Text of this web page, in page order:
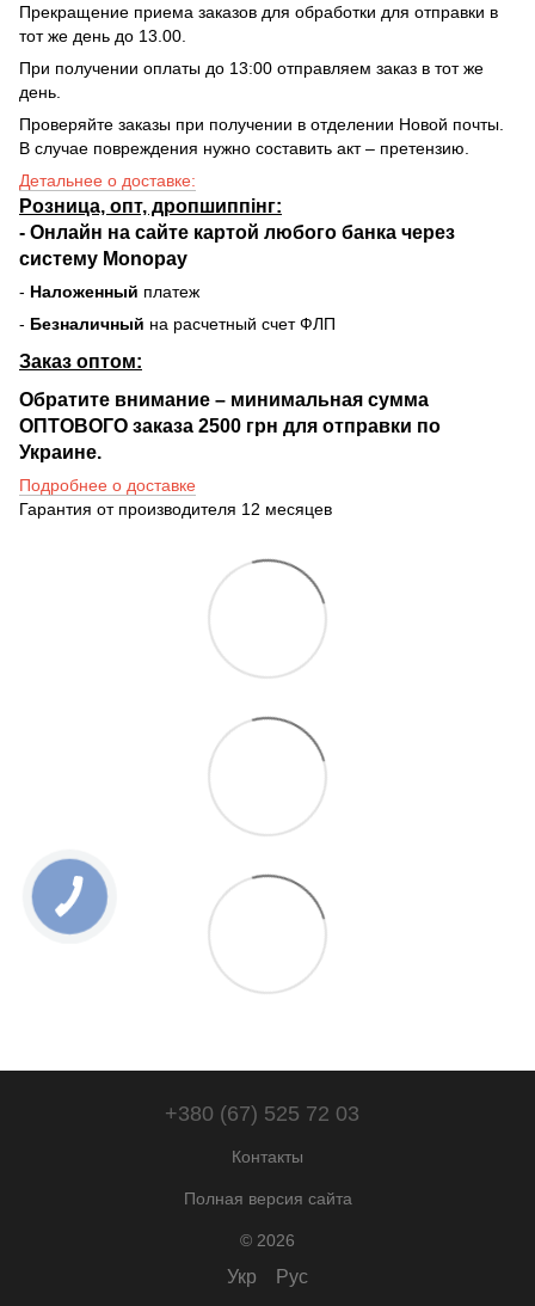
Прекращение приема заказов для обработки для отправки в
тот же день до 13.00.
При получении оплаты до 13:00 отправляем заказ в тот же
день.
Проверяйте заказы при получении в отделении Новой почты.
В случае повреждения нужно составить акт – претензию.
Детальнее о доставке:
Розница, опт, дропшиппінг:
- Онлайн на сайте картой любого банка через
систему Monopay
- Наложенный платеж
- Безналичный на расчетный счет ФЛП
Заказ оптом:
Обратите внимание – минимальная сумма
ОПТОВОГО заказа 2500 грн для отправки по
Украине.
Подробнее о доставке
Гарантия от производителя 12 месяцев
+380 (67) 525 72 03
Контакты
Полная версия сайта
© 2026
Укр Рус